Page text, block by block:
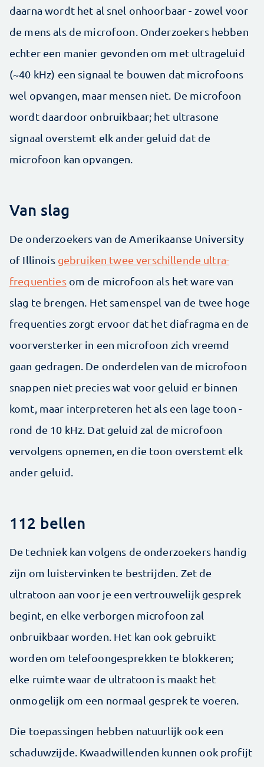
daarna wordt het al snel onhoorbaar - zowel voor
de mens als de microfoon. Onderzoekers hebben
echter een manier gevonden om met ultrageluid
(~40 kHz) een signaal te bouwen dat microfoons
wel opvangen, maar mensen niet. De microfoon
wordt daardoor onbruikbaar; het ultrasone
signaal overstemt elk ander geluid dat de
microfoon kan opvangen.
Van slag
De onderzoekers van de Amerikaanse University
of Illinois gebruiken twee verschillende ultra-
frequentiesom de microfoon als het ware van
slag te brengen. Het samenspel van de twee hoge
frequenties zorgt ervoor dat het diafragma en de
voorversterker in een microfoon zich vreemd
gaan gedragen. De onderdelen van de microfoon
snappen niet precies wat voor geluid er binnen
komt, maar interpreteren het als een lage toon -
rond de 10 kHz. Dat geluid zal de microfoon
vervolgens opnemen, en die toon overstemt elk
ander geluid.
112 bellen
De techniek kan volgens de onderzoekers handig
zijn om luistervinken te bestrijden. Zet de
ultratoon aan voor je een vertrouwelijk gesprek
begint, en elke verborgen microfoon zal
onbruikbaar worden. Het kan ook gebruikt
worden om telefoongesprekken te blokkeren;
elke ruimte waar de ultratoon is maakt het
onmogelijk om een normaal gesprek te voeren.
Die toepassingen hebben natuurlijk ook een
schaduwzijde. Kwaadwillenden kunnen ook profijt